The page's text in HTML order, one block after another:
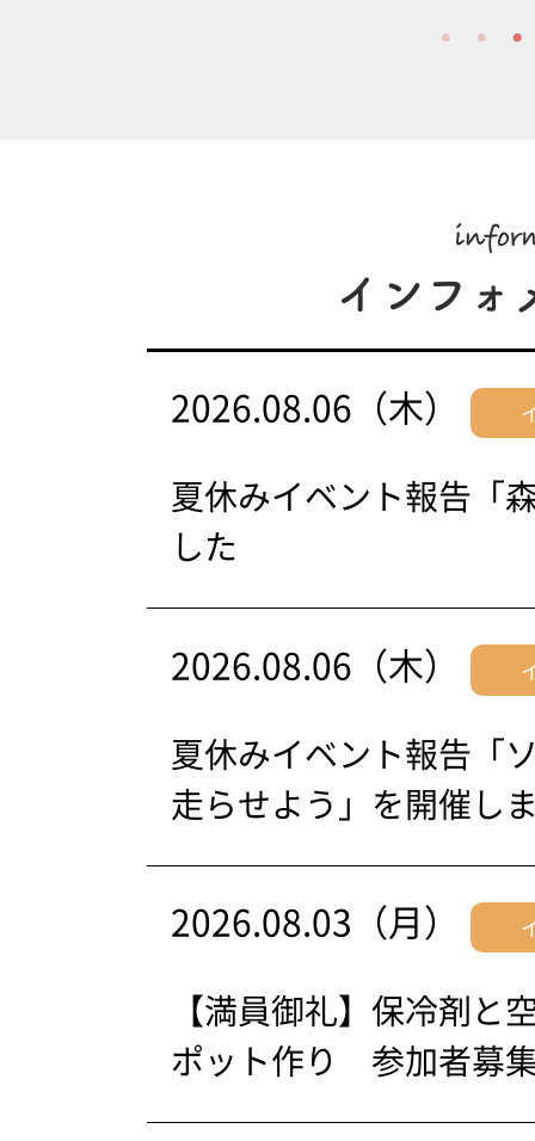
2026.08.06（木）
夏休みイベント報告「
した
2026.08.06（木）
夏休みイベント報告「
走らせよう」を開催し
2026.08.03（月）
【満員御礼】保冷剤と
ポット作り 参加者募